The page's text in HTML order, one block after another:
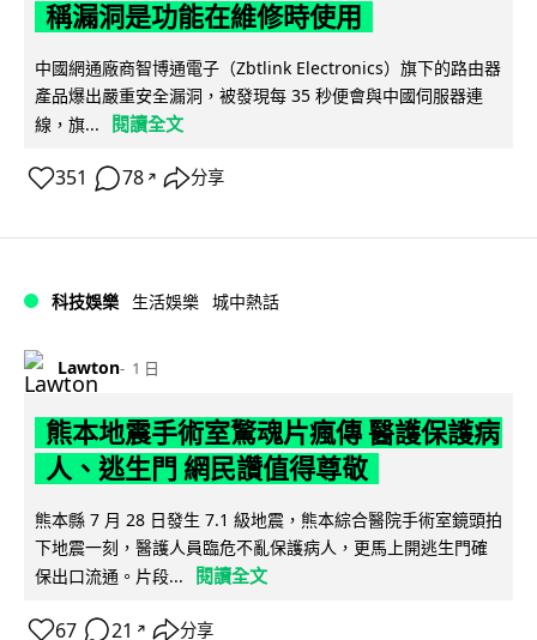
稱漏洞是功能在維修時使用
中國網通廠商智博通電子（Zbtlink Electronics）旗下的路由器
產品爆出嚴重安全漏洞，被發現每 35 秒便會與中國伺服器連
線，旗...
閱讀全文
351 78 ↗ 分享
科技娛樂 生活娛樂 城中熱話
Lawton 1 日
熊本地震手術室驚魂片瘋傳 醫護保護病
人、逃生門 網民讚值得尊敬
熊本縣 7 月 28 日發生 7.1 級地震，熊本綜合醫院手術室鏡頭拍
下地震一刻，醫護人員臨危不亂保護病人，更馬上開逃生門確
保出口流通。片段...
閱讀全文
67 21 ↗ 分享